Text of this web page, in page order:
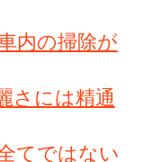
内の掃除が
さには精通
てではない